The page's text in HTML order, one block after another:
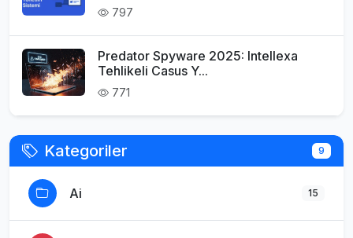
797
Predator Spyware 2025: Intellexa
Tehlikeli Casus Y...
771
Kategoriler 9
Ai 15